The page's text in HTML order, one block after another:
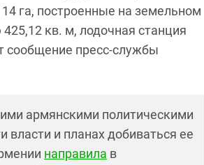
га, построенные на земельном
кв. м, лодочная станция
сообщение пресс-службы
армянскими политическими
власти и планах добиваться ее
направила в